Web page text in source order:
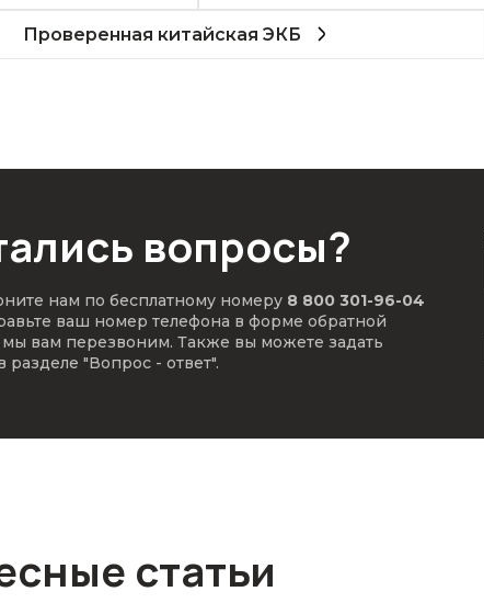
Проверенная китайская ЭКБ
вопросы?
нам по бесплатному номеру 8 800 301-96-04
ваш номер телефона в форме обратной
мы вам перезвоним. Также вы можете задать
разделе "Вопрос - ответ".
статьи